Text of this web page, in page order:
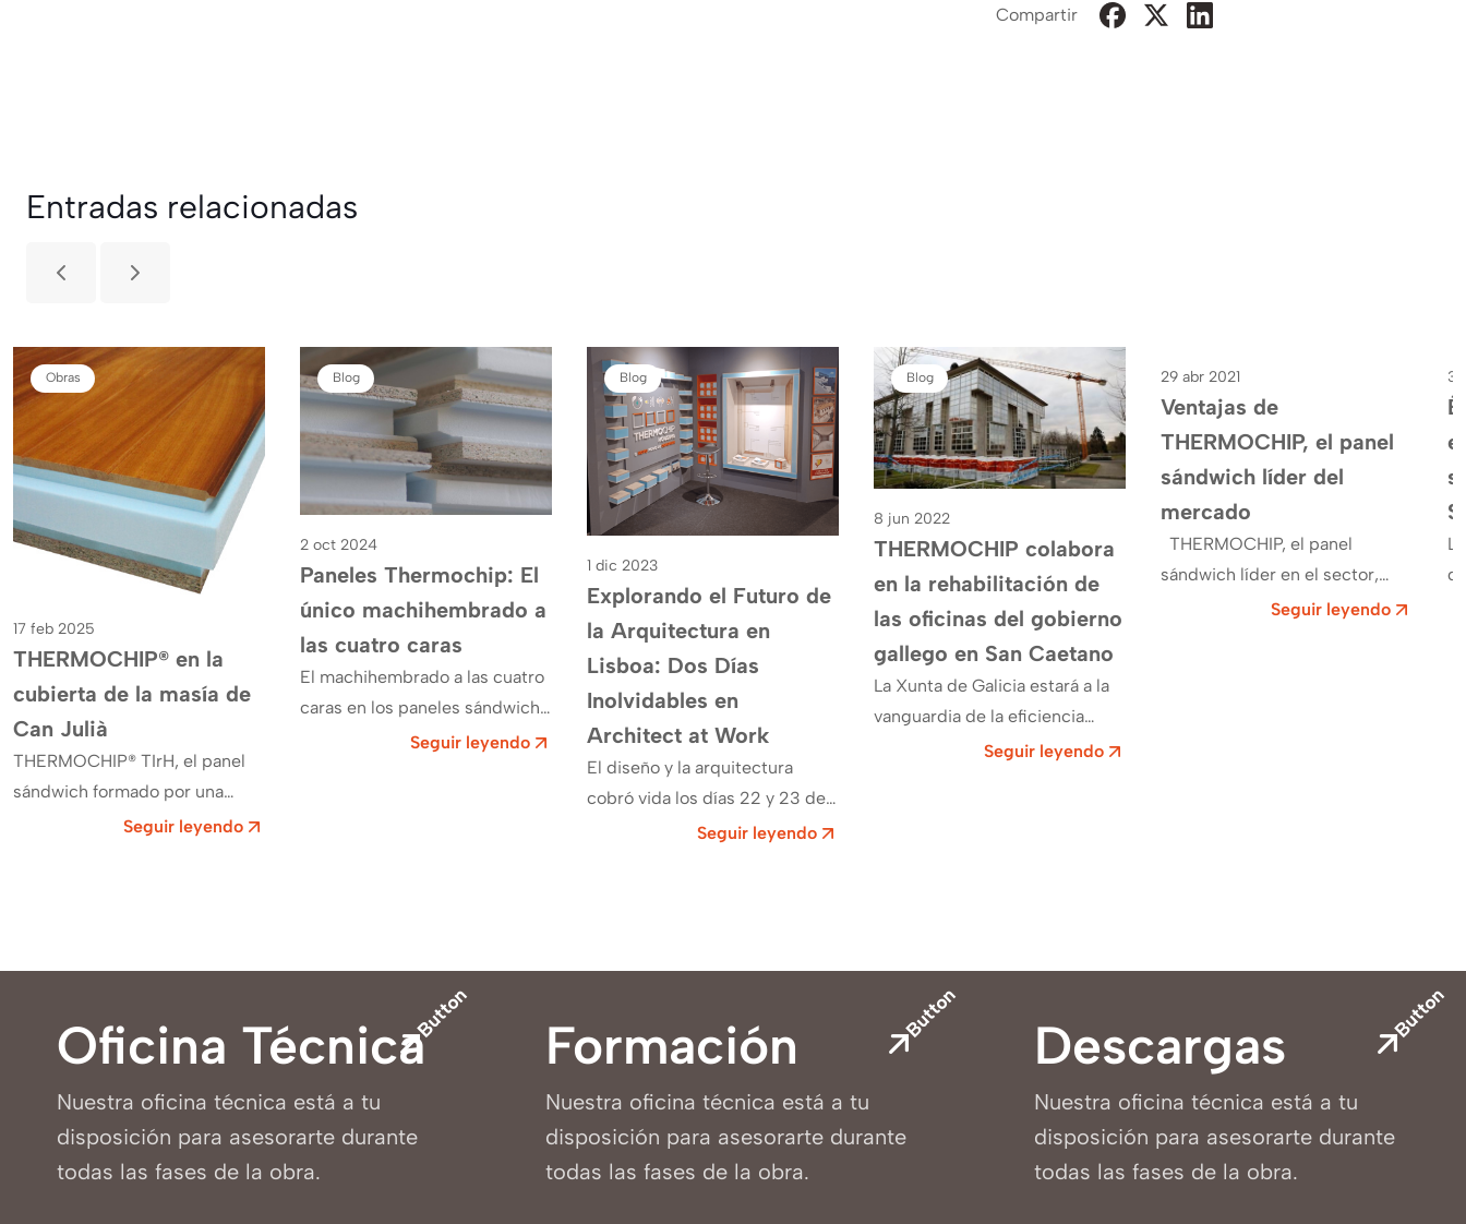
Compartir
Entradas relacionadas
Obras
17 feb 2025
THERMOCHIP® en la
cubierta de la masía de
Can Julià
THERMOCHIP® TIrH, el panel
sándwich formado por una
tabla de madera de iroko,
Seguir leyendo
Blog
2 oct 2024
Paneles Thermochip: El
único machihembrado a
las cuatro caras
El machihembrado a las cuatro
caras en los paneles sándwich
representa un avanceSeguir leyendo
Blog
1 dic 2023
Explorando el Futuro de
la Arquitectura en
Lisboa: Dos Días
Inolvidables en
Architect at Work
El diseño y la arquitectura
cobró vida los días 22 y 23 de
noviembre en Lisboa, cuando la
Seguir leyendo
Blog
8 jun 2022
THERMOCHIP colabora
en la rehabilitación de
las oficinas del gobierno
gallego en San Caetano
La Xunta de Galicia estará a la
vanguardia de la eficiencia
energética en sus instalaciones
Seguir leyendo
THERMOCHIP
29 abr 2021
Ventajas de
THERMOCHIP, el panel
sándwich lí­der del
mercado
THERMOCHIP, el panel
sándwich lí­der en el sector,
ofrece muchas ventajas a nivel
Seguir leyendo
3
Button
Oficina Técnica
Nuestra oficina técnica está a tu
disposición para asesorarte durante
todas las fases de la obra.
Button
Formación
Nuestra oficina técnica está a tu
disposición para asesorarte durante
todas las fases de la obra.
Button
Descargas
Nuestra oficina técnica está a tu
disposición para asesorarte durante
todas las fases de la obra.